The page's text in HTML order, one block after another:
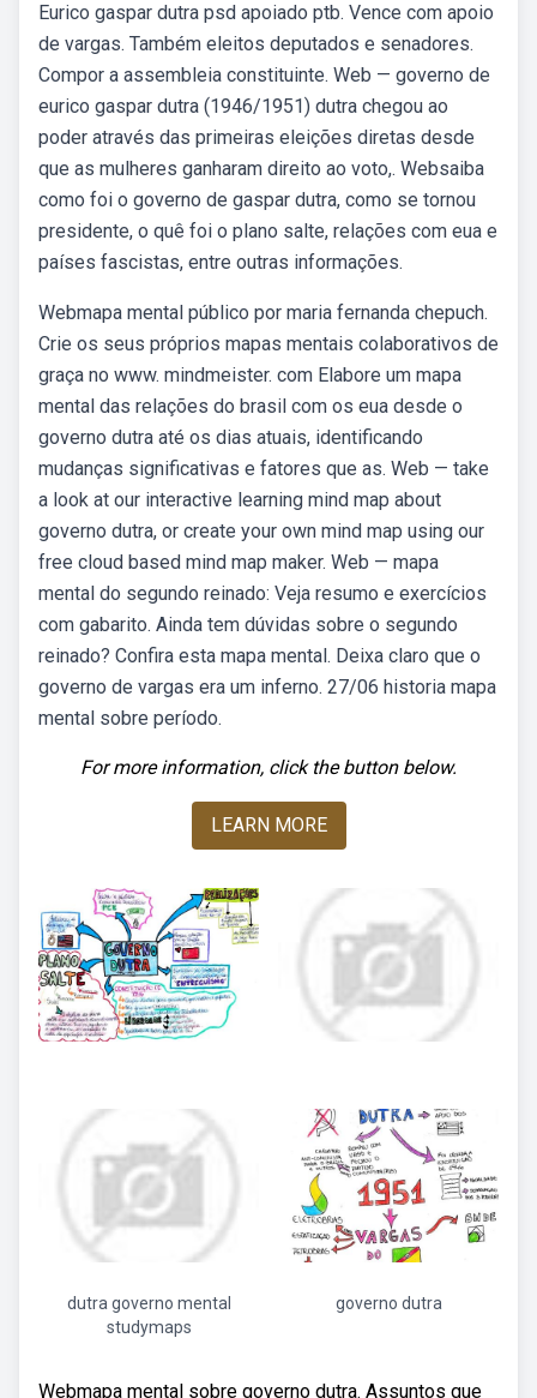
Eurico gaspar dutra psd apoiado ptb. Vence com apoio
de vargas. Também eleitos deputados e senadores.
Compor a assembleia constituinte. Web — governo de
eurico gaspar dutra (1946/1951) dutra chegou ao
poder através das primeiras eleições diretas desde
que as mulheres ganharam direito ao voto,. Websaiba
como foi o governo de gaspar dutra, como se tornou
presidente, o quê foi o plano salte, relações com eua e
países fascistas, entre outras informações.
Webmapa mental público por maria fernanda chepuch.
Crie os seus próprios mapas mentais colaborativos de
graça no www. mindmeister. com Elabore um mapa
mental das relações do brasil com os eua desde o
governo dutra até os dias atuais, identificando
mudanças significativas e fatores que as. Web — take
a look at our interactive learning mind map about
governo dutra, or create your own mind map using our
free cloud based mind map maker. Web — mapa
mental do segundo reinado: Veja resumo e exercícios
com gabarito. Ainda tem dúvidas sobre o segundo
reinado? Confira esta mapa mental. Deixa claro que o
governo de vargas era um inferno. 27/06 historia mapa
mental sobre período.
For more information, click the button below.
LEARN MORE
dutra governo mental
studymaps
governo dutra
Webmapa mental sobre governo dutra. Assuntos que